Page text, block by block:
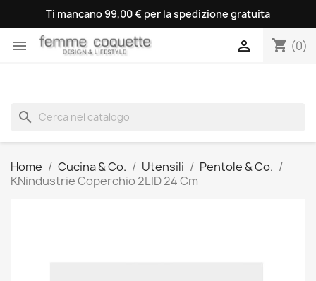
Ti mancano 99,00 € per la spedizione gratuita
 shopping_cart (0)

search
Home Cucina & Co. Utensili
Pentole & Co.
KNindustrie Coperchio 2LID 24 Cm